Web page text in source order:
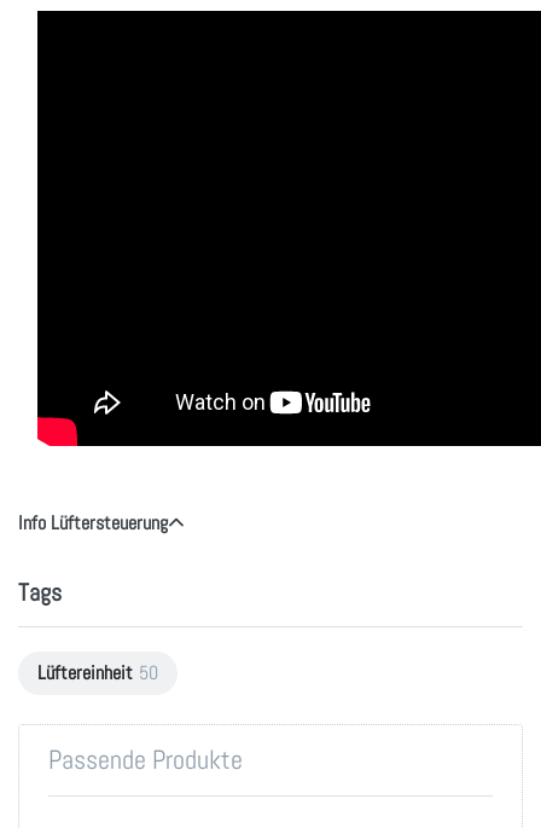
Info Lüftersteuerung
Tags
Lüftereinheit 50
Passende Produkte